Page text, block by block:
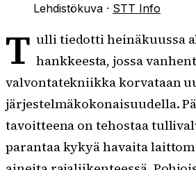
Lehdistökuva · STT Info
T ulli tiedotti heinäkuussa
hankkeesta, jossa
valvontatekniikka korvataan
järjestelmäkokonaisuudella.
tavoitteena on tehostaa
parantaa kykyä havaita